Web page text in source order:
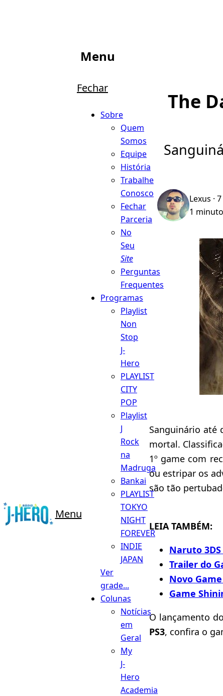
Menu
Menu
Fechar
Sobre
Quem
Somos
Equipe
História
Trabalhe
Conosco
Fechar
Parceria
No
Seu
Site
Perguntas
Frequentes
Programas
Playlist
Non
Stop
J-
Hero
PLAYLIST
CITY
POP
Playlist
J
Rock
na
Madruga
Bankai
PLAYLIST
TOKYO
NIGHT
FOREVER
INDIE
JAPAN
Ver
grade...
Colunas
Notícias
em
Geral
My
J-
Hero
Academia
The
Lexus ·
1
Sanguinário até
mortal.
1º game com
ou estripar os
são tão
LEIA TAMBÉM:
Naruto
Trailer do
Novo
Game
O lançamento
PS3, confira o